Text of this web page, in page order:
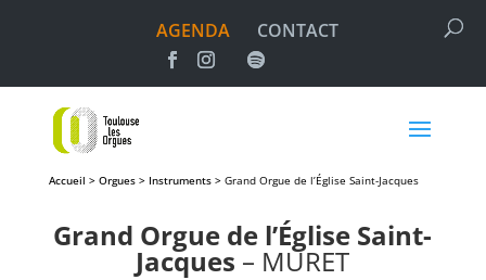
AGENDA CONTACT
Accueil > Orgues > Instruments > Grand Orgue de l’Église Saint-Jacques
Grand Orgue de l’Église Saint-
Jacques – MURET